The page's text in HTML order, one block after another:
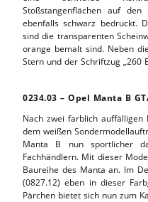
Stoßstangenflächen auf den
ebenfalls schwarz bedruckt.
sind die transparenten
orange bemalt sind. Neben
Stern und der Schriftzug „260
0234.03 – Opel Manta B
Nach zwei farblich auffälligen
dem weißen
Manta B nun sportlicher
Fachhändlern. Mit dieser
Baureihe des Manta an. Im
(0827.12) eben in dieser
Pärchen bietet sich nun zum